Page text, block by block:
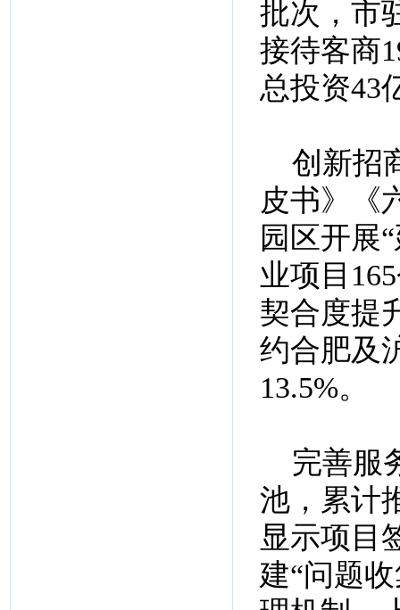
批次，市
接待客商
总投资43
创新招
皮书》《
园区开展
业项目
契合度提
约合肥及
13.5%。
完善服
池，累计
显示项目
建“问题